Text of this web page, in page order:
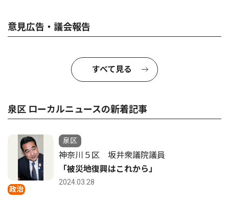
意見広告・議会報告
すべて見る
泉区 ローカルニュースの新着記事
政治
泉区
神奈川５区 坂井衆議院議員
「被災地復興はこれから」
2024.03.28